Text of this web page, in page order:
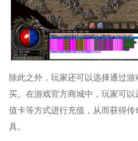
除此之外，玩家还可以选择通过
买。在游戏官方商城中，玩家可
值卡等方式进行充值，从而获得传
具。